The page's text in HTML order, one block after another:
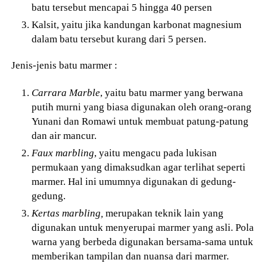
batu tersebut mencapai 5 hingga 40 persen
Kalsit, yaitu jika kandungan karbonat magnesium
dalam batu tersebut kurang dari 5 persen.
Jenis-jenis batu marmer :
Carrara Marble, yaitu batu marmer yang berwana
putih murni yang biasa digunakan oleh orang-orang
Yunani dan Romawi untuk membuat patung-patung
dan air mancur.
Faux marbling, yaitu mengacu pada lukisan
permukaan yang dimaksudkan agar terlihat seperti
marmer. Hal ini umumnya digunakan di gedung-
gedung.
Kertas marbling,merupakan teknik lain yang
digunakan untuk menyerupai marmer yang asli. Pola
warna yang berbeda digunakan bersama-sama untuk
memberikan tampilan dan nuansa dari marmer.